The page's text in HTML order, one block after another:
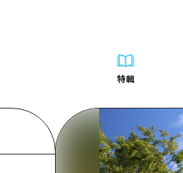
特輯
騎自行車
購物
Dive! Hiroshima 官方向
列表
存取
美食·酒水 世界遺產
Dive! Hiroshima 官方向導
值遊覽門票
李寄存及運送服務
廣島免費 Wi-Fi
面向外國遊客的
廣島視頻